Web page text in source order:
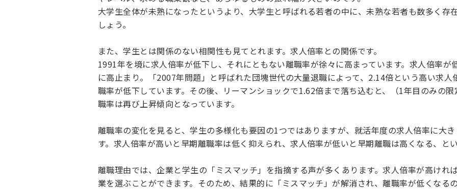
大学生全体が未熟になったというより、大学生と呼ばれる若者の中に、未熟な若者も数多く存
しょう。
また、学生とは関係のない相関性も見てとれます。求人倍率との関係です。
1991年を境に求人倍率が低下し、それにともない離職率が徐々に高まっています。求人倍率
に高止まり。「2007年問題」と呼ばれた団塊世代の大量退職によって、2.14倍という高い求
職率が低下しています。その後、リーマンショックで1.62倍まで落ち込むと、（1年目のみの
職率は再び上昇傾向となっています。
離職率の変化を見ると、学生の多様化も要因の1つではありますが、就活年度の求人倍率に大
す。求人倍率が高いと早期離職率は低く抑えられ、求人倍率が低いと早期離職は高くなる、と
離職理由では、企業と学生の「ミスマッチ」を指摘する声が多くあります。求人倍率が高けれ
業を選ぶことができます。そのため、結果的に「ミスマッチ」が解消され、離職率が低くなる